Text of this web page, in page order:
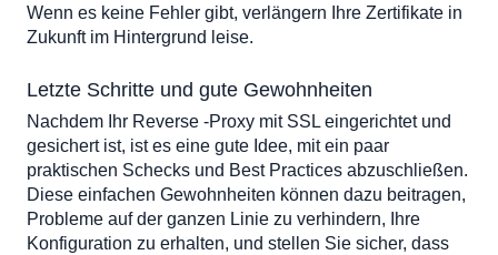
Wenn es keine Fehler gibt, verlängern Ihre Zertifikate in
Zukunft im Hintergrund leise.
Letzte Schritte und gute Gewohnheiten
Nachdem Ihr Reverse -Proxy mit SSL eingerichtet und
gesichert ist, ist es eine gute Idee, mit ein paar
praktischen Schecks und Best Practices abzuschließen.
Diese einfachen Gewohnheiten können dazu beitragen,
Probleme auf der ganzen Linie zu verhindern, Ihre
Konfiguration zu erhalten, und stellen Sie sicher, dass